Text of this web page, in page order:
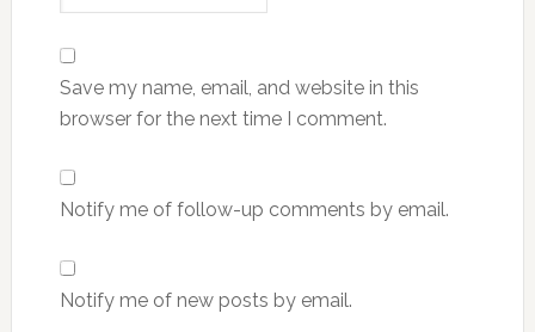
Save my name, email, and website in this
browser for the next time I comment.
Notify me of follow-up comments by email.
Notify me of new posts by email.